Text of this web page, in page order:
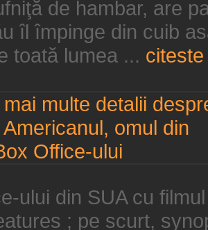
de hambar, are
îl împinge din cuib
toată lumea ...
ului din SUA cu
; pe scurt,